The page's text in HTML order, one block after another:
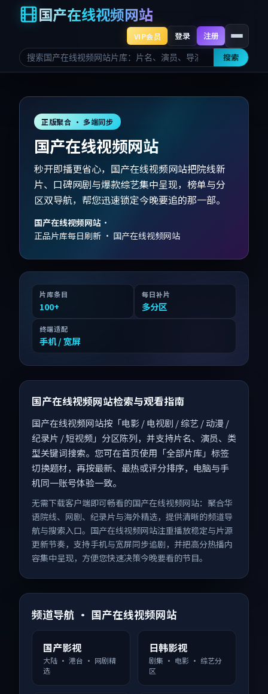
国产在线视频网站
搜索
VIP会员 登录 注册
正版聚合 · 多端同步
国产在线视频网站
秒开即播更省心，国产在线视频网站把院线新
片、口碑网剧与爆款综艺集中呈现，榜单与分
区双导航，帮您迅速锁定今晚要追的那一部。
国产在线视频网站 ·
正品片库每日刷新 · 国产在线视频网站
片库条目
100+
每日补片
多分区
终端适配
手机 / 宽屏
国产在线视频网站检索与观看指南
国产在线视频网站按「电影 / 电视剧 / 综艺 / 动漫 /
纪录片 / 短视频」分区陈列，并支持片名、演员、类
型关键词搜索。您可在首页使用「全部片库」标签
切换题材，再按最新、最热或评分排序，电脑与手
机同一账号体验一致。
无需下载客户端即可畅看的国产在线视频网站：聚合华
语院线、网剧、纪录片与海外精选，提供清晰的频道导
航与搜索入口。国产在线视频网站注重播放稳定与片源
更新节奏，支持手机与宽屏同步追剧，并把高分热播内
容集中呈现，方便您快速决策今晚要看的节目。
频道导航 · 国产在线视频网站
国产影视
大陆 · 港台 · 网剧精
选
日韩影视
剧集 · 电影 · 综艺分
区